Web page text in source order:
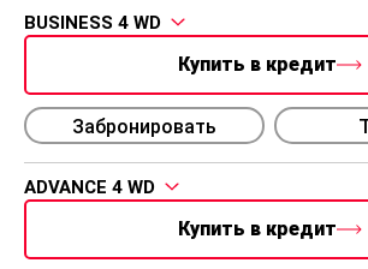
BUSINESS 4 WD
Купить в кредит
Забронировать
ADVANCE 4 WD
Купить в кредит